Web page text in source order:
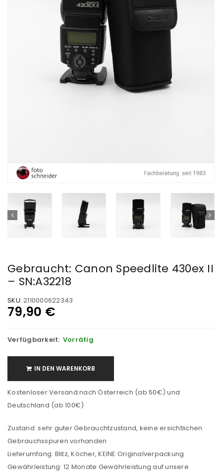
Gebraucht: Canon Speedlite 430ex II
– SN:A32218
SKU: 2110000622343
79,90 €
Verfügbarkeit: Vorrätig
IN DEN WARENKORB
Kostenloser Versand nach Österreich (ab 50€) und
Deutschland (ab 100€)
Zustand: sehr guter Gebrauchtzustand, keine ersichtlichen
Gebrauchsspuren vorhanden
Lieferumfang: Blitz, Köcher, KEINE Originalverpackung
Gewährleistung: 12 Monate Gewährleistung auf unsere